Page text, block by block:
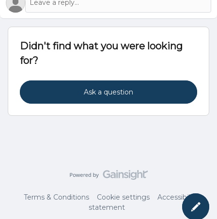
Didn't find what you were looking
for?
Ask a question
Terms & Conditions Cookie settings
Accessibility
statement